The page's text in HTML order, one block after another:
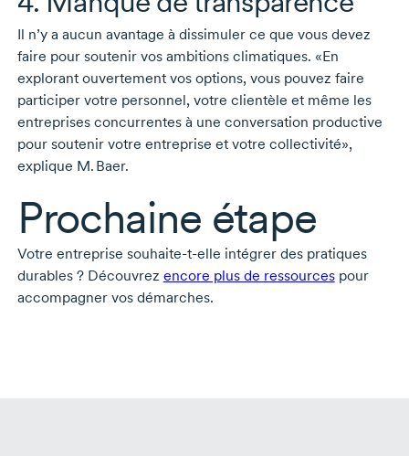
Il n’y a aucun avantage à dissimuler ce que vous devez
faire pour soutenir vos ambitions climatiques. «En
explorant ouvertement vos options, vous pouvez faire
participer votre personnel, votre clientèle et même les
entreprises concurrentes à une conversation productive
pour soutenir votre entreprise et votre collectivité»,
explique M. Baer.
Prochaine étape
Votre entreprise souhaite-t-elle intégrer des pratiques
durables ? Découvrez encore plus de ressourcespour
accompagner vos démarches.